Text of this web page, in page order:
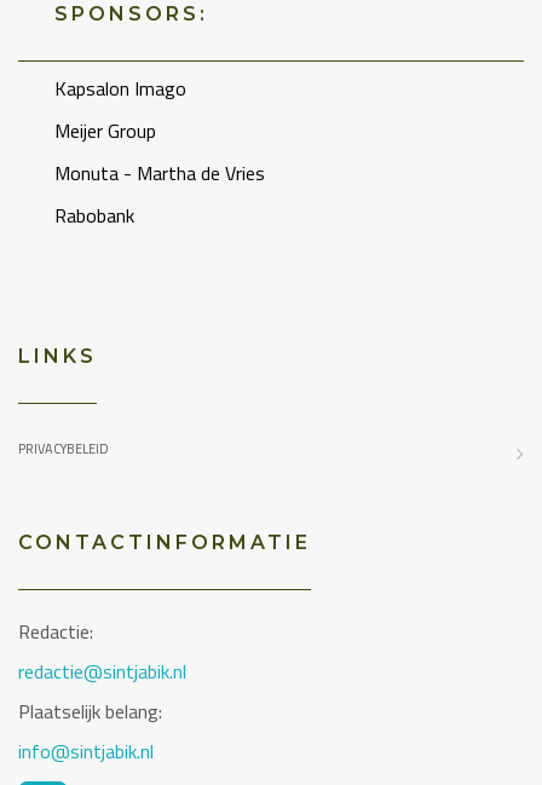
SPONSORS:
Kapsalon Imago
Meijer Group
Monuta - Martha de Vries
Rabobank
LINKS
PRIVACYBELEID
CONTACTINFORMATIE
Redactie:
redactie@sintjabik.nl
Plaatselijk belang:
info@sintjabik.nl